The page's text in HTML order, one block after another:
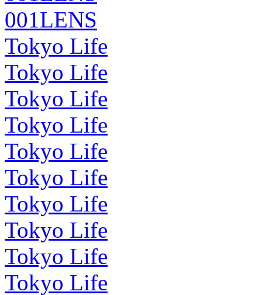
001LENS
Tokyo Life
Tokyo Life
Tokyo Life
Tokyo Life
Tokyo Life
Tokyo Life
Tokyo Life
Tokyo Life
Tokyo Life
Tokyo Life